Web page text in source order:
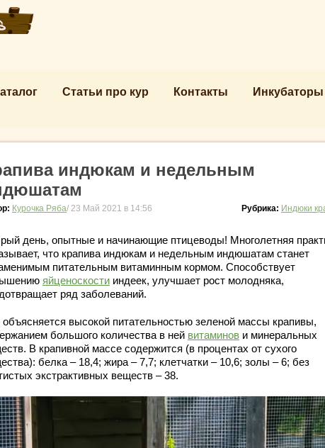
Статьи про кур Контакты Инкубаторы
индюкам и недельным
Курочка Ряба/ 23 Май 2021 в 14:56 Рубрика: Индюки
день, опытные и начинающие птицеводы! Многолетняя
что крапива индюкам и недельным индюшатам станет
питательным витаминным кормом. Способствует
яйценоскости индеек, улучшает рост молодняка,
ряд заболеваний.
объясняется высокой питательностью зеленой массы крапивы,
большого количества в ней витаминов и минеральных
В крапивной массе содержится (в процентах от сухого
белка – 18,4; жира – 7,7; клетчатки – 10,6; золы – 6; без
экстрактивных веществ – 38.